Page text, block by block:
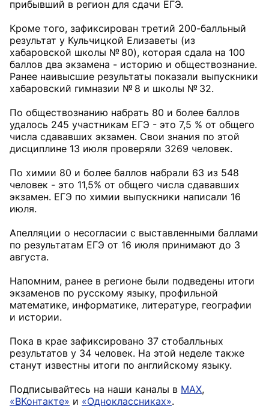
прибывший в регион для сдачи ЕГЭ.
Кроме того, зафиксирован третий 200-балльный
результат у Кульчицкой Елизаветы (из
хабаровской школы № 80), которая сдала на 100
баллов два экзамена - историю и обществознание.
Ранее наивысшие результаты показали выпускники
хабаровский гимназии № 8 и школы № 32.
По обществознанию набрать 80 и более баллов
удалось 245 участникам ЕГЭ - это 7,5 % от общего
числа сдававших экзамен. Свои знания по этой
дисциплине 13 июля проверяли 3269 человек.
По химии 80 и более баллов набрали 63 из 548
человек - это 11,5% от общего числа сдававших
экзамен. ЕГЭ по химии выпускники написали 16
июля.
Апелляции о несогласии с выставленными баллами
по результатам ЕГЭ от 16 июля принимают до 3
августа.
Напомним, ранее в регионе были подведены итоги
экзаменов по русскому языку, профильной
математике, информатике, литературе, географии
и истории.
Пока в крае зафиксировано 37 стобалльных
результатов у 34 человек. На этой неделе также
станут известны итоги по английскому языку.
Подписывайтесь на наши каналы в MAX,
«ВКонтакте» и «Одноклассниках».